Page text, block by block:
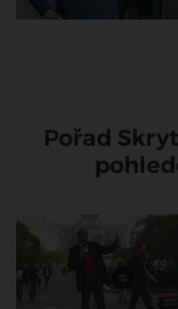
Pořad